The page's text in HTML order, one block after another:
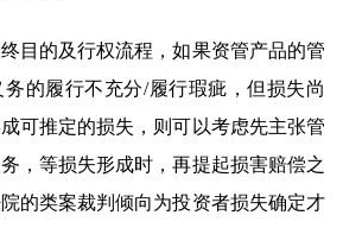
目的及行权流程，如果资管产品的管
的履行不充分/履行瑕疵，但损失尚
可推定的损失，则可以考虑先主张管
，等损失形成时，再提起损害赔偿之
的类案裁判倾向为投资者损失确定才